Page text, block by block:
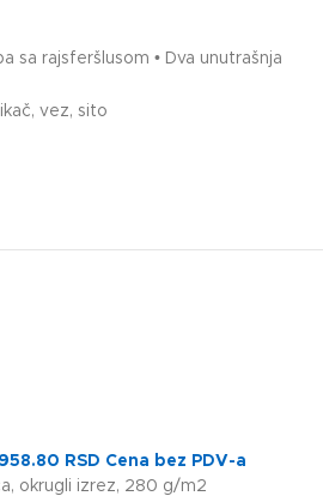
sa rajsferšlusom • Dva unutrašnja
vez, sito
958.80 RSD Cena bez PDV-a
okrugli izrez, 280 g/m2